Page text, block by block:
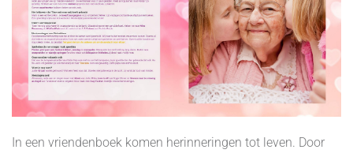
In een vriendenboek komen herinneringen tot leven. Door